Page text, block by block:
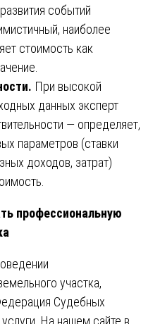
событий
наиболее
стоимость как
При высокой
данных эксперт
— определяет,
параметров (ставки
доходов, затрат)
профессиональную
участка,
Судебных
На нашем сайте в